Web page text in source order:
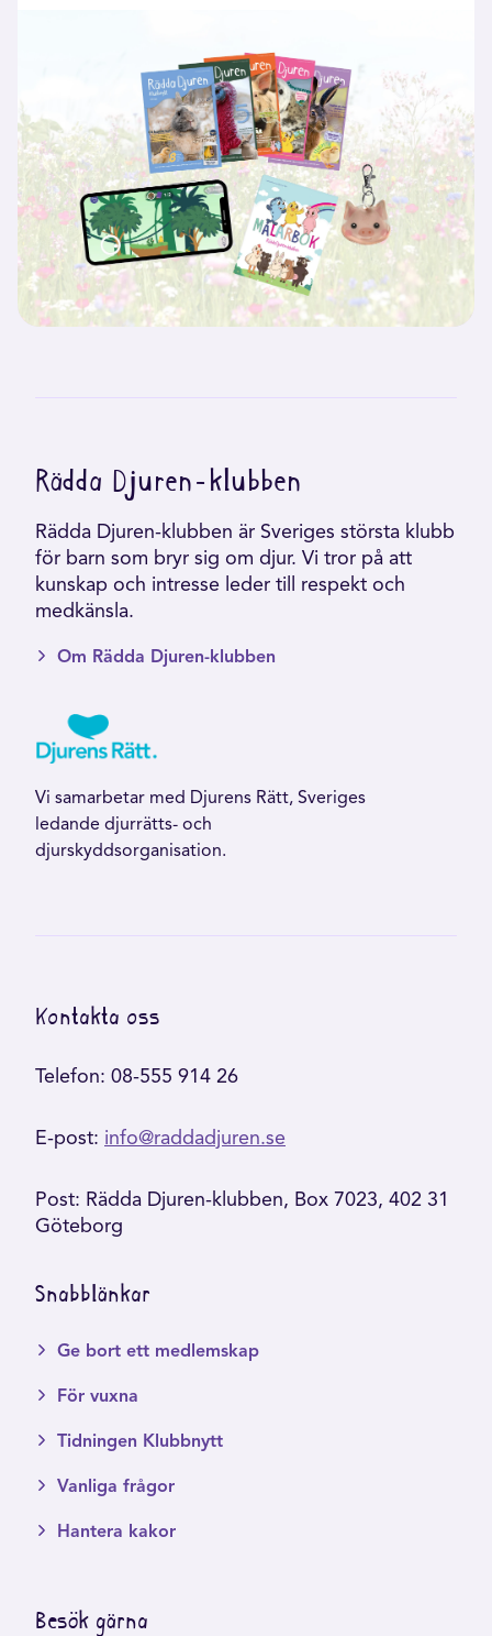
Rädda Djuren-klubben
Rädda Djuren-klubben är Sveriges största klubb
för barn som bryr sig om djur. Vi tror på att
kunskap och intresse leder till respekt och
medkänsla.
Om Rädda Djuren-klubben
Vi samarbetar med Djurens Rätt, Sveriges
ledande djurrätts- och
djurskyddsorganisation.
Kontakta oss
Telefon: 08-555 914 26
E-post: info@raddadjuren.se
Post: Rädda Djuren-klubben, Box 7023, 402 31
Göteborg
Snabblänkar
Ge bort ett medlemskap
För vuxna
Tidningen Klubbnytt
Vanliga frågor
Hantera kakor
Besök gärna